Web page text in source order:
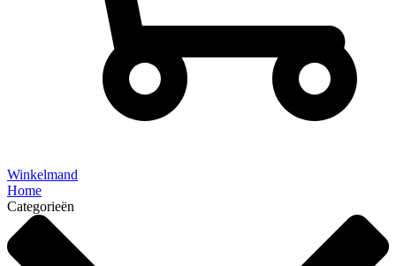
Winkelmand
Home
Categorieën